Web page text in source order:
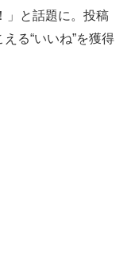
」と話題に。投稿
る“いいね”を獲得